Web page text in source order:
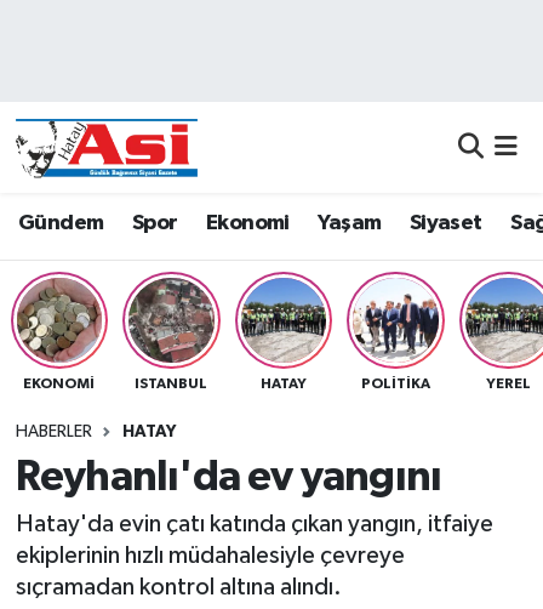
Gündem Spor Ekonomi Yaşam Siyaset
EKONOMI ISTANBUL HATAY POLITIKA YEREL
HABERLER HATAY
Reyhanlı'da ev yangını
Hatay'da evin çatı katında çıkan yangın, itfaiye
ekiplerinin hızlı müdahalesiyle çevreye
sıçramadan kontrol altına alındı.
Dünya
Eğitim
Ekonomi
Gündem
Sağlık
Siyaset
Spor
Hava Durumu
Namaz Vakitleri
Trafik Durumu
Süper Lig Puan Durumu ve Fikstür
Son Dakika Haberleri
Haber Arşivi